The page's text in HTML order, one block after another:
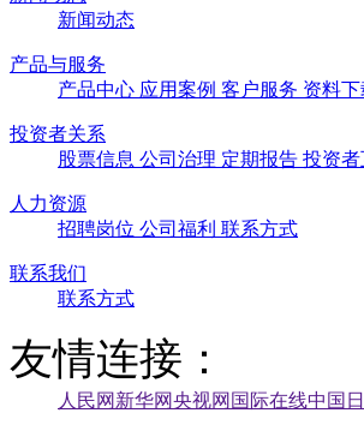
新闻动态
产品与服务
产品中心 应用案例 客户服务 资料下
投资者关系
股票信息 公司治理 定期报告 投资者
人力资源
招聘岗位 公司福利 联系方式
联系我们
联系方式
友情连接：
人民网 新华网央视网 国际在线中国